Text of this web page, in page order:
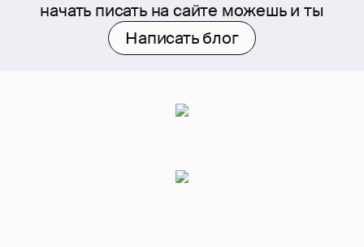
начать писать на сайте можешь и ты
Написать блог